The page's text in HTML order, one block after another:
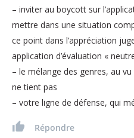
– inviter au boycott sur
mettre dans une situation
ce point dans l’appréciation
application d’évaluation «
– le mélange des genres, au
ne tient pas
– votre ligne de défense, qui
Répondre